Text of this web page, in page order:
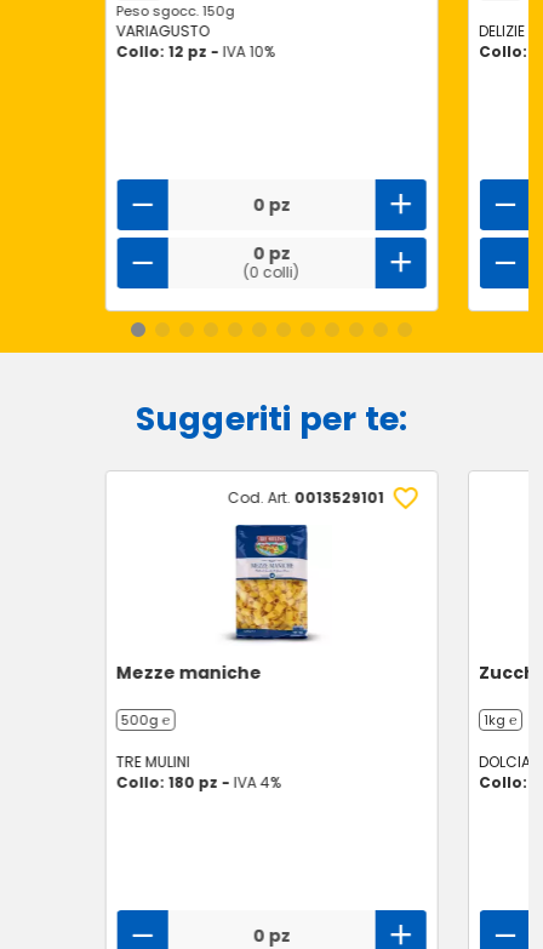
Peso sgocc. 150g
VARIAGUSTO
Collo: 12 pz - IVA 10%
0 pz
0 pz
(0 colli)
DELIZIE
Collo:
Suggeriti per te:
Cod. Art. 0013529101
Mezze maniche
500g ℮
TRE MULINI
Collo: 180 pz - IVA 4%
0 pz
1kg ℮
Collo: